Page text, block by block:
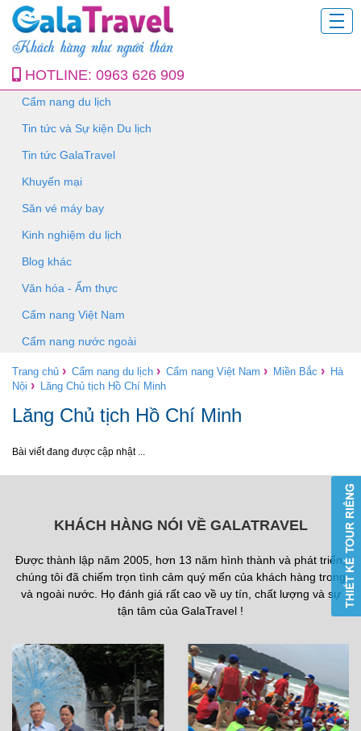
HOTLINE: 0963 626 909
Cẩm nang du lịch
Tin tức và Sự kiện Du lịch
Tin tức GalaTravel
Khuyến mại
Săn vé máy bay
Kinh nghiệm du lịch
Blog khác
Văn hóa - Ẩm thực
Cẩm nang Việt Nam
Cẩm nang nước ngoài
Trang chủ › Cẩm nang du lịch › Cẩm nang Việt Nam › Miền Bắc › Hà
Nội › Lăng Chủ tịch Hồ Chí Minh
Lăng Chủ tịch Hồ Chí Minh
Bài viết đang được cập nhật ...
KHÁCH HÀNG NÓI VỀ GALATRAVEL
Được thành lập năm 2005, hơn 13 năm hình thành và phát triển,
chúng tôi đã chiếm trọn tình cảm quý mến của khách hàng trong
và ngoài nước. Họ đánh giá rất cao về uy tín, chất lượng và sự
tận tâm của GalaTravel !